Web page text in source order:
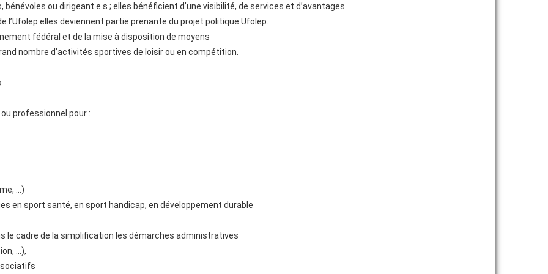
ou dirigeant.e.s ; elles bénéficient d’une visibilité, de services et d’avantages
l’Ufolep elles deviennent partie prenante du projet politique Ufolep.
fédéral et de la mise à disposition de moyens
nombre d’activités sportives de loisir ou en compétition.
professionnel pour :
…)
en sport santé, en sport handicap, en développement durable
le cadre de la simplification les démarches administratives
…),